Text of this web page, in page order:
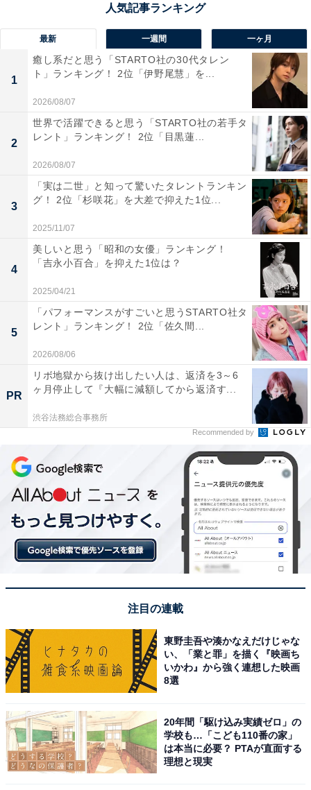
1位は、山梨県甲州市の「勝沼ぶどうの丘」の敷地内に
あるRVパーク。甲府盆地や南アルプスの大パノラマを望
む露天風呂が人気の「天空の湯」のほか、展望レストラ
ンやバーベキューができるテラスなど食事スポットも充
実しています。甲州市内のさまざまなワイナリーのワイ
ンを取り扱い、地下ワイン貯蔵庫「ワインカーヴ」は見
学だけでなく100種類以上のワインの試飲ができます。
回答者からは、「ぶどう畑と甲府盆地を望む絶景の中で
車中泊ができ、温泉や地元ワインも楽しめる特別な時間
を過ごせるからです」（男性／宮城県）、「雰囲気が好
きなため一度は行ってみたいからです」（40代男性／東
京都）、「葡萄畑を見渡す様々な施設や広い場所、空気
がおいしい子の山梨の葡萄畑を目の前に、自然を満喫で
きるので好き」（30代女性／神奈川県）などのコメント
が寄せられました。
※当ランキングは、掲載時点で車中泊や休憩が可能とさ
れている施設をご紹介していますが、現地のルールが変
更となる場合があります。ご利用の際は最新情報をご確
認ください
この記事の筆者：福島 ゆき プロフィール
アニメや漫画のレビュー、エンタメトピックスなどを中
心に、オールジャンルで執筆中のライター。時々、店舗
取材などのリポート記事も担当。All AboutおよびAll
About ニュースでのライター歴は6年。
3位までの全ランキング結果を見
最新 一週間 一ヶ月
1
癒し系だと思う「STARTO社の30代タレン
ト」ランキング！ 2位「伊野尾慧」を...
2026/08/07
2
世界で活躍できると思う「STARTO社の若手タ
レント」ランキング！ 2位「目黒蓮...
2026/08/07
3
「実は二世」と知って驚いたタレントランキン
グ！ 2位「杉咲花」を大差で抑えた1位...
2025/11/07
4
美しいと思う「昭和の女優」ランキング！
「吉永小百合」を抑えた1位は？
2025/04/21
5
「パフォーマンスがすごいと思うSTARTO社タ
レント」ランキング！ 2位「佐久間...
2026/08/06
PR
リボ地獄から抜け出したい人は、返済を3～6
ヶ月停止して『大幅に減額してから返済す...
渋谷法務総合事務所
Recommended by
注目の連載
東野圭吾や湊かなえだけじゃな
い、「業と罪」を描く『映画ち
いかわ』から強く連想した映画
8選
20年間「駆け込み実績ゼロ」の
学校も…「こども110番の家」
は本当に必要？ PTAが直面する
理想と現実